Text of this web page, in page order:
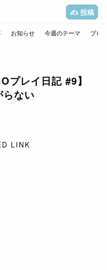
✍️ 投稿
お知らせ 今週のテーマ ブロ
プレイ日記 #9】
らない
LINK